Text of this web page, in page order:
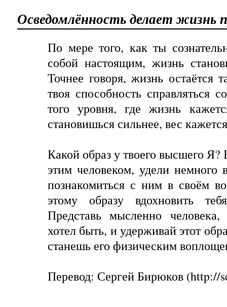
Осведомлённость делает жизнь
По мере того, как ты
собой настоящим, жизнь
Точнее говоря, жизнь остаётся
твоя способность справляться
того уровня, где жизнь
становишься сильнее, вес
Какой образ у твоего высшего Я?
этим человеком, удели немного
познакомиться с ним в своём
этому образу вдохновить
Представь мысленно
хотел быть, и удерживай этот
станешь его физическим
Перевод: Сергей Бирюков (http://